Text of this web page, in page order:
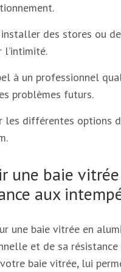
installer des stores ou
l’intimité.
à un professionnel
problèmes futurs.
les différentes options
une baie
aux
une baie vitrée en
et de sa
baie vitrée, lui